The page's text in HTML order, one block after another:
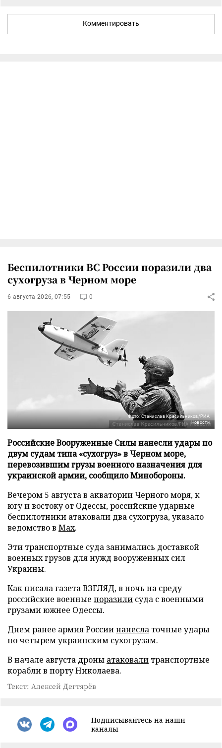
Комментировать
Беспилотники ВС России поразили два
сухогруза в Черном море
6 августа 2026, 07:55 0
Фото: Станислав Красильников/РИА
Новости
Российские Вооруженные Силы нанесли удары по
двум судам типа «сухогруз» в Черном море,
перевозившим грузы военного назначения для
украинской армии, сообщило Минобороны.
Вечером 5 августа в акватории Черного моря, к
югу и востоку от Одессы, российские ударные
беспилотники атаковали два сухогруза, указало
ведомство в Max.
Эти транспортные суда занимались доставкой
военных грузов для нужд вооруженных сил
Украины.
Как писала газета ВЗГЛЯД, в ночь на среду
российские военные поразили суда с военными
грузами южнее Одессы.
Днем ранее армия Россиинанесла точные удары
по четырем украинским сухогрузам.
В начале августа дроны атаковали транспортные
корабли в порту Николаева.
Текст: Алексей Дегтярёв
Подписывайтесь на наши
каналы